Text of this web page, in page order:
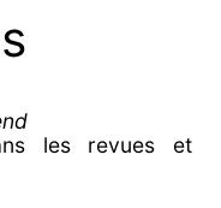
les revues et